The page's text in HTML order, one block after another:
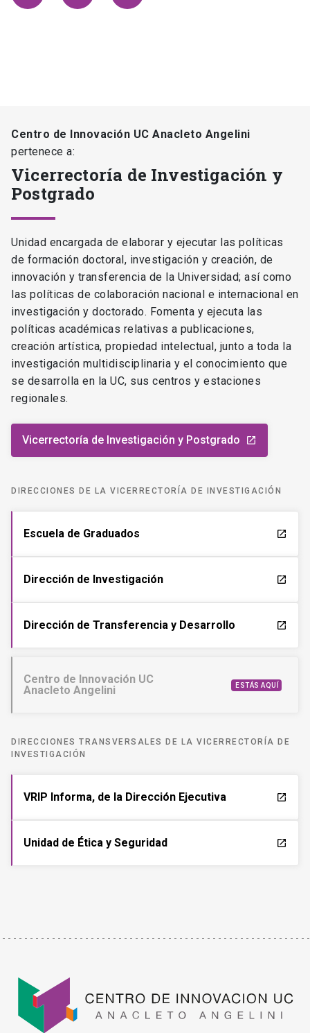
Centro de Innovación UC Anacleto Angelini
pertenece a:
Vicerrectoría de Investigación y
Postgrado
Unidad encargada de elaborar y ejecutar las políticas
de formación doctoral, investigación y creación, de
innovación y transferencia de la Universidad; así como
las políticas de colaboración nacional e internacional en
investigación y doctorado. Fomenta y ejecuta las
políticas académicas relativas a publicaciones,
creación artística, propiedad intelectual, junto a toda la
investigación multidisciplinaria y el conocimiento que
se desarrolla en la UC, sus centros y estaciones
regionales.
Vicerrectoría de Investigación y Postgrado launch
DIRECCIONES DE LA VICERRECTORÍA DE INVESTIGACIÓN
Escuela de Graduados launch
Dirección de Investigación launch
Dirección de Transferencia y Desarrollo launch
Centro de Innovación UC
Anacleto Angelini
ESTÁS AQUÍ
DIRECCIONES TRANSVERSALES DE LA VICERRECTORÍA DE
INVESTIGACIÓN
VRIP Informa, de la Dirección Ejecutiva launch
Unidad de Ética y Seguridad launch